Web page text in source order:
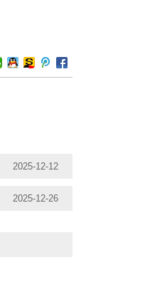
2025-12-12
2025-12-26